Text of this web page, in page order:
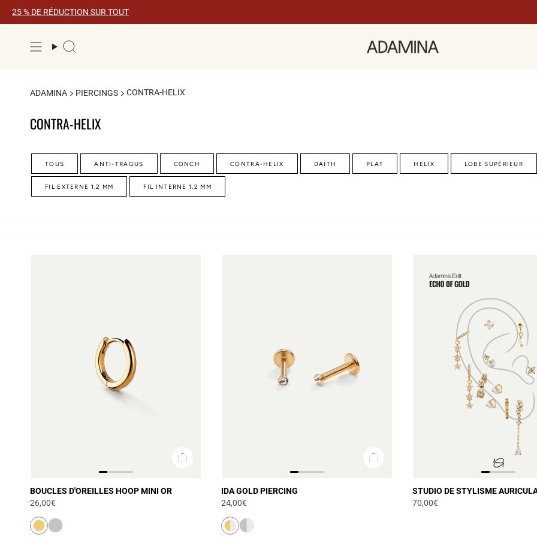
content
25 % DE RÉDUCTION SUR TOUT
Recherche
ADAMINA PIERCINGS CONTRA-HELIX
CONTRA-HELIX
TOUS ANTI-TRAGUS CONCH CONTRA-HELIX DAITH PLAT HELIX LOBE SUPÉRIEUR
FIL EXTERNE 1,2 MM FIL INTERNE 1,2 MM
BOUCLES D'OREILLES HOOP MINI OR
26,00€
IDA GOLD PIERCING
24,00€
STUDIO DE STYLISME
70,00€